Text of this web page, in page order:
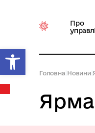
Відкрити Панель інструментів
Про
Головна Новини|